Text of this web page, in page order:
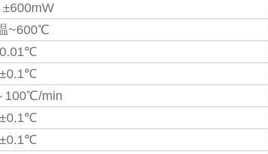
±600mW
~600℃
0.01℃
±0.1℃
100℃/min
±0.1℃
±0.1℃